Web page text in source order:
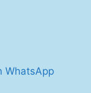
WhatsApp